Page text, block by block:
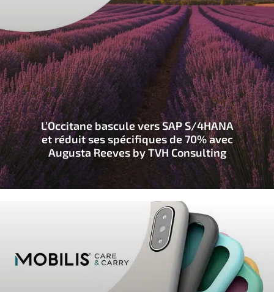
L’Occitane bascule vers SAP S/4HANA
et réduit ses spécifiques de 70% avec
Augusta Reeves by TVH Consulting